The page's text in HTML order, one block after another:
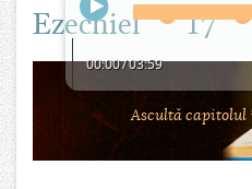
Ezechiel 17
00:00/03:59
Ascultă